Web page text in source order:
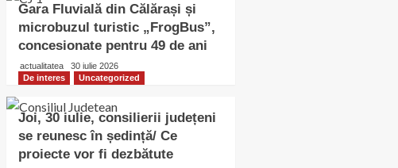
Gara Fluvială din Călărași și
microbuzul turistic „FrogBus”,
concesionate pentru 49 de ani
actualitatea
30 iulie 2026
De interes
Uncategorized
Joi, 30 iulie, consilierii județeni
se reunesc în ședință/ Ce
proiecte vor fi dezbătute